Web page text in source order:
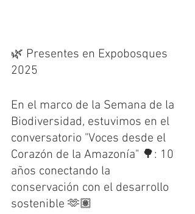
🌿 Presentes en Expobosques
2025
En el marco de la Semana de la
Biodiversidad, estuvimos en el
conversatorio "Voces desde el
Corazón de la Amazonía" 🌳: 10
años conectando la
conservación con el desarrollo
sostenible 🫶🏽